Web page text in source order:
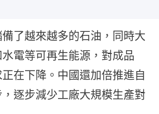
了越來越多的石油，同時大
電等可再生能源，對成品
在下降。中國還加倍推進自
逐步減少工廠大規模生產對